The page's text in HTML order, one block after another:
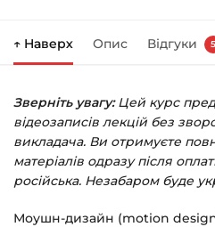
Праворуч з’явиться
Заповніть всі поля
Оплатіть зручним
способів оплати).
кнопкою «Перейти до
↑ Наверх Опис Відгуки 5
Зверніть увагу:Цей курс
відеозаписів лекцій без
викладача. Ви отримуєте
матеріалів одразу після
російська. Незабаром буде
Моушн-дизайн (motion